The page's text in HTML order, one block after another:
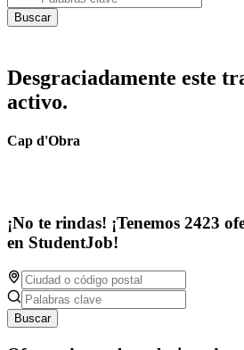
Desgraciadamente este
activo.
Cap d'Obra
¡No te rindas! ¡Tenemos 2423
en StudentJob!
Buscar